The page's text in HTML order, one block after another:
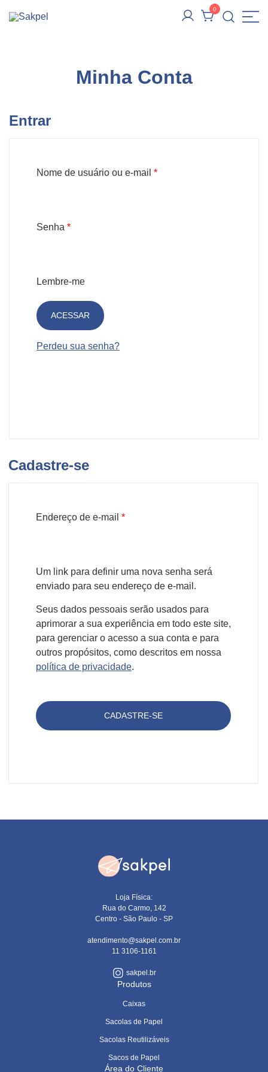
para
0
Minha Conta
Entrar
Nome de usuário ou e-mail *Obrigatório
Senha *Obrigatório
Lembre-me
ACESSAR
Perdeu sua senha?
Cadastre-se
Endereço de e-mail *Obrigatório
Um link para definir uma nova senha será
enviado para seu endereço de e-mail.
Seus dados pessoais serão usados para
aprimorar a sua experiência em todo este site,
para gerenciar o acesso a sua conta e para
outros propósitos, como descritos em nossa
política de privacidade.
CADASTRE-SE
Loja Física:
Rua do Carmo, 142
Centro - São Paulo - SP
atendimento@sakpel.com.br
11 3106-1161
sakpel.br
Produtos
Caixas
Sacolas de Papel
Sacolas Reutilizáveis
Sacos de Papel
Área do Cliente